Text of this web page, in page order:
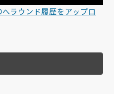
へラウンド履歴をアップロ